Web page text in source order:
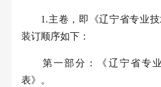
1.主卷，即《辽宁省专业
装订顺序如下：
第一部分：《辽宁省专
表》。